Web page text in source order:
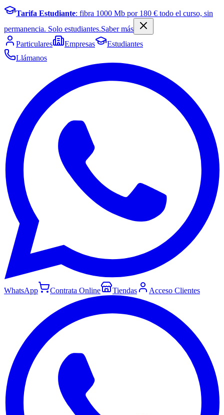
Tarifa Estudiante: fibra 1000 Mb por 180 € todo el curso, sin
permanencia. Solo estudiantes.Saber más
Particulares
Empresas
Estudiantes
Llámanos
WhatsApp Contrata Online Tiendas Acceso Clientes